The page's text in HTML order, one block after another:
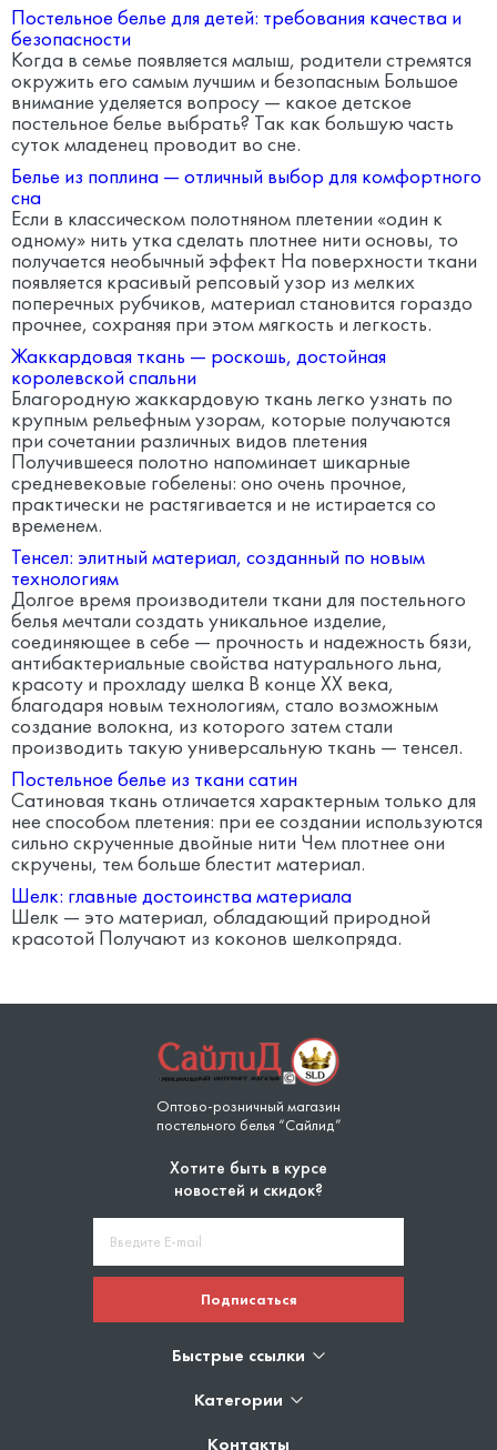
Постельное белье для детей: требования качества и
безопасности
Когда в семье появляется малыш, родители стремятся
окружить его самым лучшим и безопасным Большое
внимание уделяется вопросу — какое детское
постельное белье выбрать? Так как большую часть
суток младенец проводит во сне.
Белье из поплина — отличный выбор для комфортного
сна
Если в классическом полотняном плетении «один к
одному» нить утка сделать плотнее нити основы, то
получается необычный эффект На поверхности ткани
появляется красивый репсовый узор из мелких
поперечных рубчиков, материал становится гораздо
прочнее, сохраняя при этом мягкость и легкость.
Жаккардовая ткань — роскошь, достойная
королевской спальни
Благородную жаккардовую ткань легко узнать по
крупным рельефным узорам, которые получаются
при сочетании различных видов плетения
Получившееся полотно напоминает шикарные
средневековые гобелены: оно очень прочное,
практически не растягивается и не истирается со
временем.
Тенсел: элитный материал, созданный по новым
технологиям
Долгое время производители ткани для постельного
белья мечтали создать уникальное изделие,
соединяющее в себе — прочность и надежность бязи,
антибактериальные свойства натурального льна,
красоту и прохладу шелка В конце ХХ века,
благодаря новым технологиям, стало возможным
создание волокна, из которого затем стали
производить такую универсальную ткань — тенсел.
Постельное белье из ткани сатин
Сатиновая ткань отличается характерным только для
нее способом плетения: при ее создании используются
сильно скрученные двойные нити Чем плотнее они
скручены, тем больше блестит материал.
Шелк: главные достоинства материала
Шелк — это материал, обладающий природной
красотой Получают из коконов шелкопряда.
Оптово-розничный магазин
постельного белья “Сайлид”
Хотите быть в курсе
новостей и скидок?
Подписаться
Быстрые ссылки
Категории
Контакты